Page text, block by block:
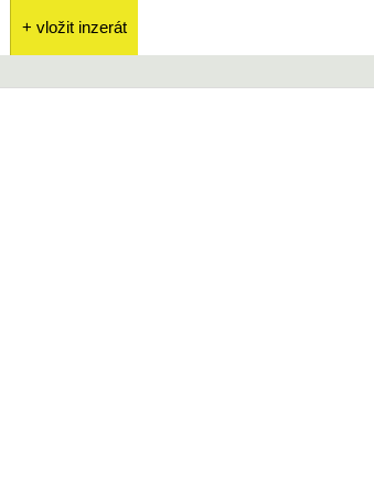
+ vložit inzerát